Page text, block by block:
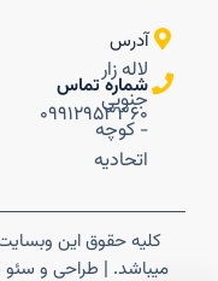
آدرس
لاله زار
جنوبی
- کوچه
اتحادیه
شماره تماس
۰۹۹۱۲۹۵۳۳۶۰
کلیه حقوق این
میباشد. | طراحی و سئو